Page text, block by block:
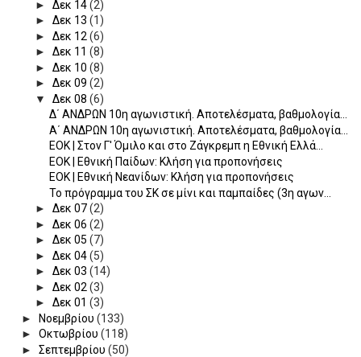
► Δεκ 14(2)
► Δεκ 13 (1)
► Δεκ 12 (6)
► Δεκ 11 (8)
► Δεκ 10 (8)
► Δεκ 09 (2)
▼ Δεκ 08 (6)
Δ΄ ΑΝΔΡΩΝ 10η αγωνιστική. Αποτελέσματα, βαθμολογία...
Α΄ ΑΝΔΡΩΝ 10η αγωνιστική. Αποτελέσματα, βαθμολογία...
EOK | Στον Γ' Όμιλο και στο Ζάγκρεμπ η Εθνική Ελλά...
ΕΟΚ | Εθνική Παίδων: Κλήση για προπονήσεις
EOK | Εθνική Νεανίδων: Κλήση για προπονήσεις
Το πρόγραμμα του ΣΚ σε μίνι και παμπαίδες (3η αγων...
► Δεκ 07(2)
► Δεκ 06 (2)
► Δεκ 05 (7)
► Δεκ 04(5)
► Δεκ 03 (14)
► Δεκ 02 (3)
► Δεκ 01 (3)
►
Νοεμβρίου (133)
► Οκτωβρίου (118)
► Σεπτεμβρίου (50)